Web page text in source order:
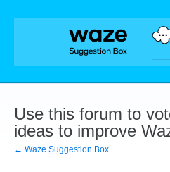
Skip
Use this forum to
ideas to improve
← Waze Suggestion Box